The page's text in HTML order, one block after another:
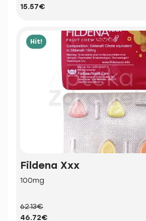
15.57€
Hit!
Fildena Xxx
100mg
62.13€
46.72€